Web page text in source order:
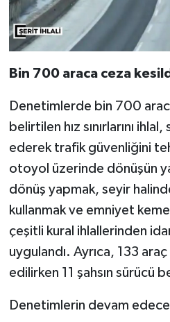
Bin 700 araca ceza
Denetimlerde bin 700
belirtilen hız sınırlarını
ederek trafik güvenliğini
otoyol üzerinde dönüşün
dönüş yapmak, seyir
kullanmak ve emniyet
çeşitli kural ihlallerinden
uygulandı. Ayrıca, 133
edilirken 11 şahsın sürücü
Denetimlerin devam